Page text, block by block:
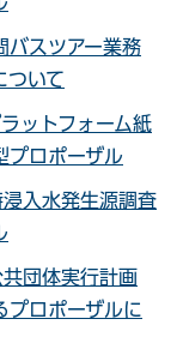
バスツアー業務
ついて
ットフォーム紙
プロポーザル
入水発生源調査
団体実行計画
プロポーザルに